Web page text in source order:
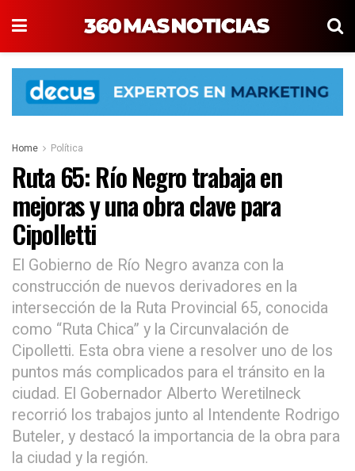
Home Política
Ruta 65: Río Negro trabaja en
mejoras y una obra clave para
Cipolletti
El Gobierno de Río Negro avanza con la
construcción de nuevos derivadores en la
intersección de la Ruta Provincial 65, conocida
como “Ruta Chica” y la Circunvalación de
Cipolletti. Esta obra viene a resolver uno de los
puntos más complicados para el tránsito en la
ciudad. El Gobernador Alberto Weretilneck
recorrió los trabajos junto al Intendente Rodrigo
Buteler, y destacó la importancia de la obra para
la ciudad y la región.